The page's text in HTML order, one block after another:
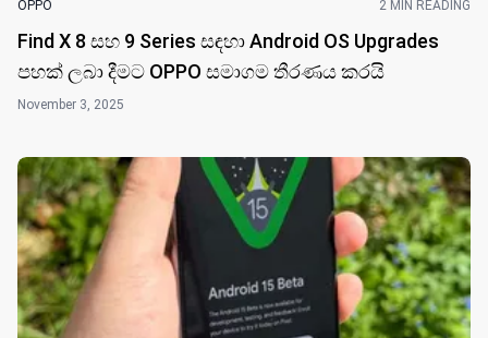
OPPO 2 MIN READING
Find X 8 සහ 9 Series සඳහා Android OS Upgrades
පහක් ලබා දීමට OPPO සමාගම තීරණය කරයි
November 3, 2025